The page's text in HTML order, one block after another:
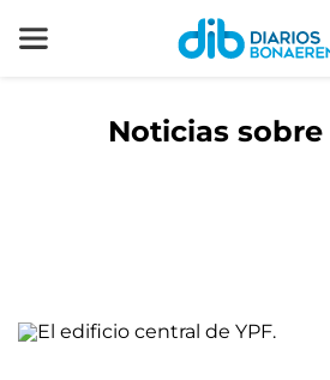
Noticias sobre